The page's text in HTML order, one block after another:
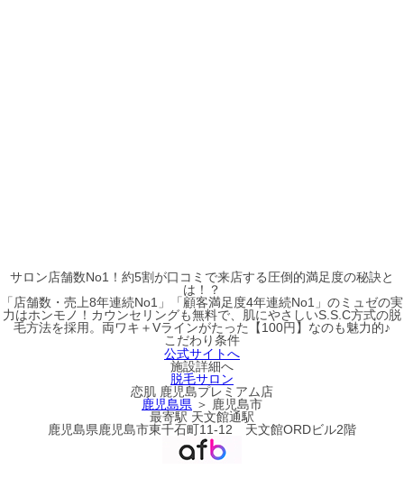
サロン店舗数No1！約5割が口コミで来店する圧倒的満足度の秘訣と
は！？
「店舗数・売上8年連続No1」「顧客満足度4年連続No1」のミュゼの実
力はホンモノ！カウンセリングも無料で、肌にやさしいS.S.C方式の脱
毛方法を採用。両ワキ＋Vラインがたった【100円】なのも魅力的♪
こだわり条件
公式サイトへ
施設詳細へ
脱毛サロン
恋肌 鹿児島プレミアム店
鹿児島県 ＞ 鹿児島市
最寄駅 天文館通駅
鹿児島県鹿児島市東千石町11-12 天文館ORDビル2階